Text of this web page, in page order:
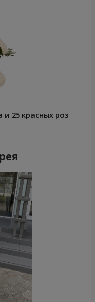
25 красных роз